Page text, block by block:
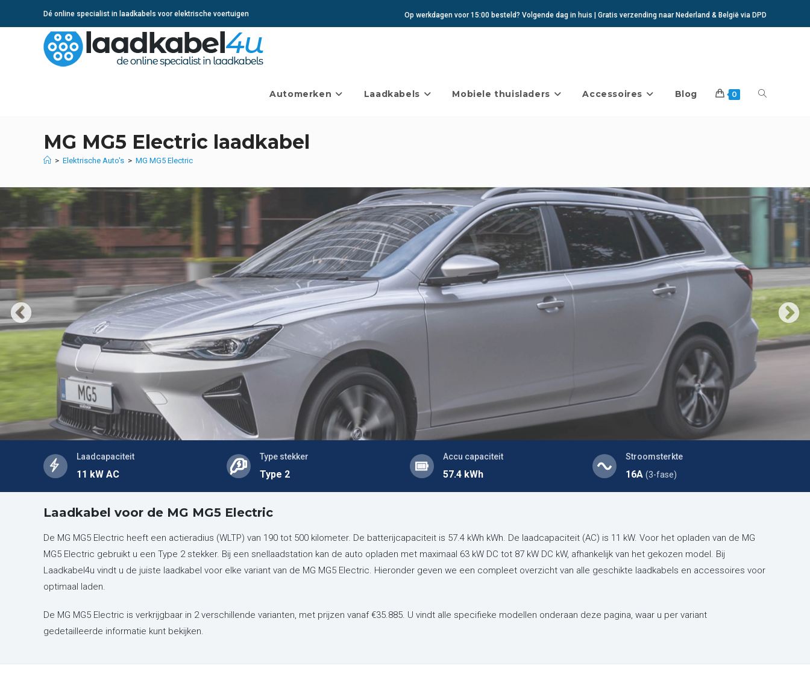
Dé online specialist in laadkabels voor elektrische voertuigen Op werkdagen voor 15:00 besteld? Volgende dag in huis | Gratis verzending naar Nederland & België via DPD
Automerken Laadkabels Mobiele thuisladers Accessoires Blog 0 Toggle
MG MG5 Electric laadkabel
> Elektrische Auto's > MG MG5 Electric
Laadcapaciteit
11 kW AC
Type stekker
Type 2
Accu capaciteit
57.4 kWh
Stroomsterkte
16A(3-fase)
Laadkabel voor de MG MG5 Electric
De MG MG5 Electric heeft een actieradius (WLTP) van 190 tot 500 kilometer. De batterijcapaciteit is 57.4 kWh kWh. De laadcapaciteit (AC) is 11 kW. Voor het opladen van de MG
MG5 Electric gebruikt u een Type 2 stekker. Bij een snellaadstation kan de auto opladen met maximaal 63 kW DC tot 87 kW DC kW, afhankelijk van het gekozen model. Bij
Laadkabel4u vindt u de juiste laadkabel voor elke variant van de MG MG5 Electric. Hieronder geven we een compleet overzicht van alle geschikte laadkabels en accessoires voor
optimaal laden.
De MG MG5 Electric is verkrijgbaar in 2 verschillende varianten, met prijzen vanaf €35.885. U vindt alle specifieke modellen onderaan deze pagina, waar u per variant
gedetailleerde informatie kunt bekijken.